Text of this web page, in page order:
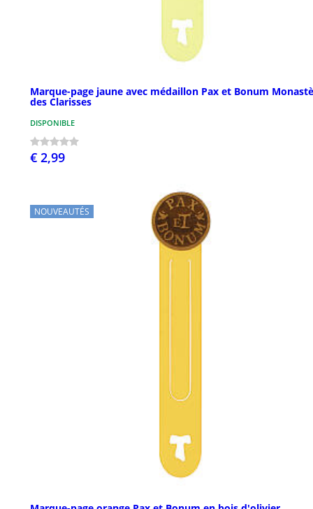
Marque-page jaune avec médaillon Pax et Bonum
des Clarisses
DISPONIBLE
€ 2,99
NOUVEAUTÉS